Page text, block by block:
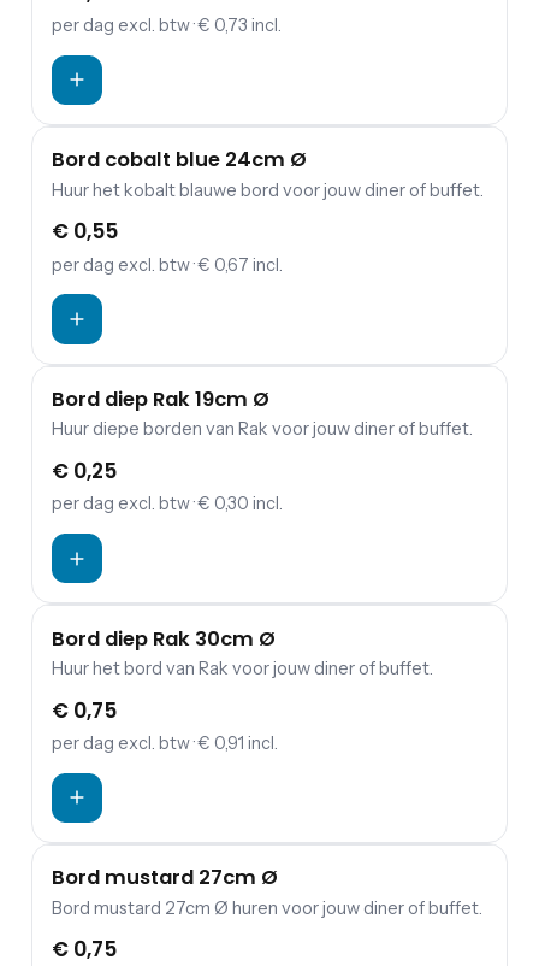
per dag excl. btw· € 0,73 incl.
Bord cobalt blue 24cm Ø
Huur het kobalt blauwe bord voor jouw diner of buffet.
€ 0,55
per dag excl. btw· € 0,67 incl.
Bord diep Rak 19cm Ø
Huur diepe borden van Rak voor jouw diner of buffet.
€ 0,25
per dag excl. btw· € 0,30 incl.
Bord diep Rak 30cm Ø
Huur het bord van Rak voor jouw diner of buffet.
€ 0,75
per dag excl. btw· € 0,91 incl.
Bord mustard 27cm Ø
Bord mustard 27cm Ø huren voor jouw diner of buffet.
€ 0,75